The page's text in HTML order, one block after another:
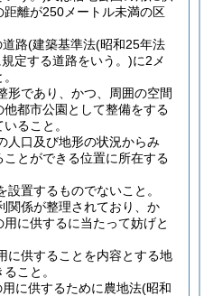
離が250メートル未満の区
路(建築基準法(昭和25年法
定する道路をいう。)に2メ
形であり、かつ、周囲の空間
都市公園として整備をする
ること。
人口及び地形の状況からみ
とができる位置に所在する
置するものでないこと。
関係が整理されており、か
に供するに当たって妨げと
に供することを内容とする地
こと。
に供するために農地法(昭和